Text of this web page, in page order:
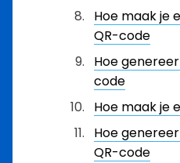
Hoe maak je
QR-code
Hoe
code
Hoe maak je
Hoe
QR-code